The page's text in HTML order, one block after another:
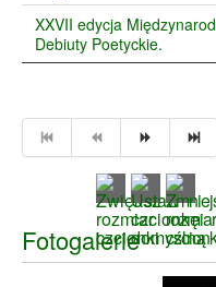
XXVII edycja
Debiuty Poetyckie.
Fotogalerie